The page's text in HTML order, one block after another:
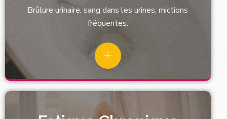
Brûlure urinaire, sang dans les urines, mictions
fréquentes.